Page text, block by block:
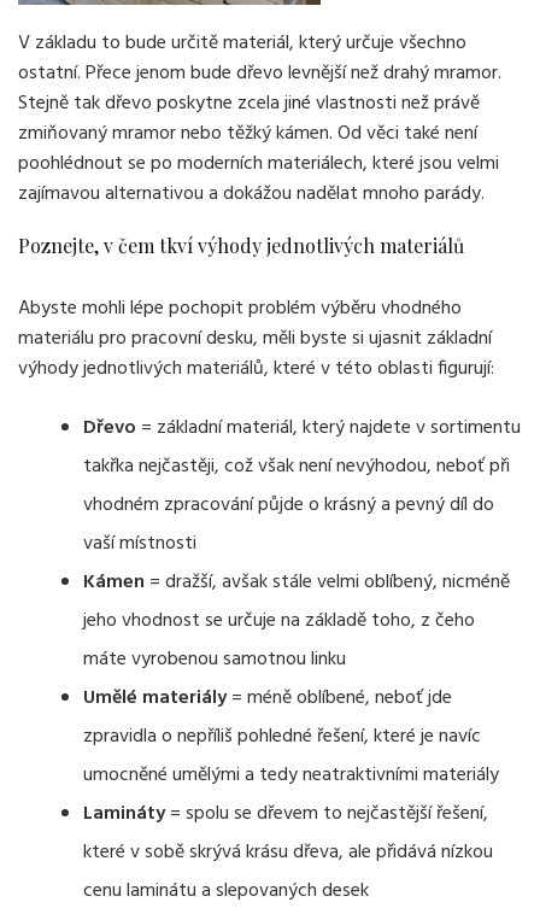
V základu to bude určitě materiál, který určuje všechno
ostatní. Přece jenom bude dřevo levnější než drahý mramor.
Stejně tak dřevo poskytne zcela jiné vlastnosti než právě
zmiňovaný mramor nebo těžký kámen. Od věci také není
poohlédnout se po moderních materiálech, které jsou velmi
zajímavou alternativou a dokážou nadělat mnoho parády.
Poznejte, v čem tkví výhody jednotlivých materiálů
Abyste mohli lépe pochopit problém výběru vhodného
materiálu pro pracovní desku, měli byste si ujasnit základní
výhody jednotlivých materiálů, které v této oblasti figurují:
Dřevo = základní materiál, který najdete v sortimentu
takřka nejčastěji, což však není nevýhodou, neboť při
vhodném zpracování půjde o krásný a pevný díl do
vaší místnosti
Kámen = dražší, avšak stále velmi oblíbený, nicméně
jeho vhodnost se určuje na základě toho, z čeho
máte vyrobenou samotnou linku
Umělé materiály= méně oblíbené, neboť jde
zpravidla o nepříliš pohledné řešení, které je navíc
umocněné umělými a tedy neatraktivními materiály
Lamináty= spolu se dřevem to nejčastější řešení,
které v sobě skrývá krásu dřeva, ale přidává nízkou
cenu laminátu a slepovaných desek